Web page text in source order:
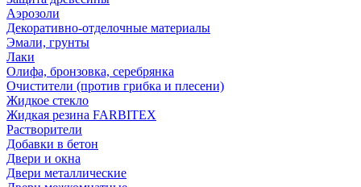
Аэрозоли
Декоративно-отделочные материалы
Эмали, грунты
Лаки
Олифа, бронзовка, серебрянка
Очистители (против грибка и плесени)
Жидкое стекло
Жидкая резина FARBITEX
Растворители
Добавки в бетон
Двери и окна
Двери металлические